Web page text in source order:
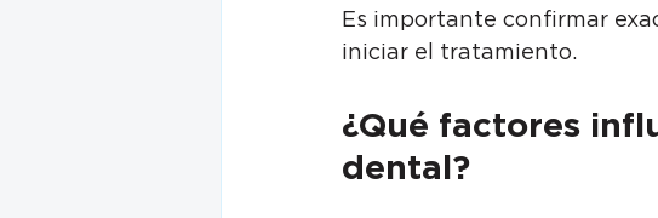
Es importante confirmar
iniciar el tratamiento.
¿Qué factores
dental?